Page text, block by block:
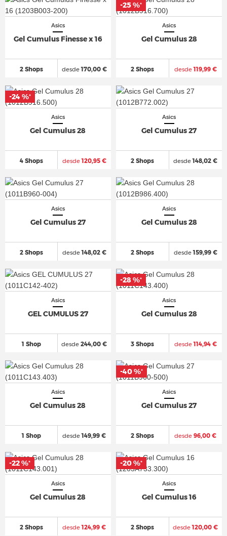
Asics
Gel Cumulus Finesse x 16
2 Shops desde170,00 €
Asics
Gel Cumulus 28
2 Shops desde119,99 €
-25 %*
Asics
Gel Cumulus 28
4 Shops desde120,95 €
-24 %*
Asics
Gel Cumulus 27
2 Shops desde148,02 €
Asics
Gel Cumulus 27
2 Shops desde148,02 €
Asics
Gel Cumulus 28
2 Shops desde159,99 €
Asics
GEL CUMULUS 27
1 Shop desde 244,00 €
Asics
Gel Cumulus 28
3 Shops desde114,94 €
-28 %*
Asics
Gel Cumulus 28
1 Shop desde149,99 €
Asics
Gel Cumulus 27
2 Shops desde 96,00 €
-40 %*
Asics
Gel Cumulus 28
2 Shops desde124,99 €
-22 %*
Asics
Gel Cumulus 16
2 Shops desde120,00 €
-20 %*